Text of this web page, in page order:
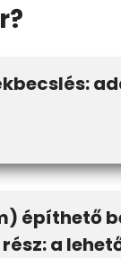
építhető
rész: a